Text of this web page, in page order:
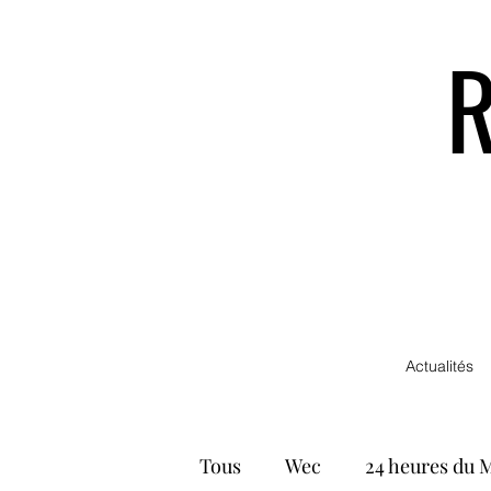
Actualités
Tous Wec 24 heures du